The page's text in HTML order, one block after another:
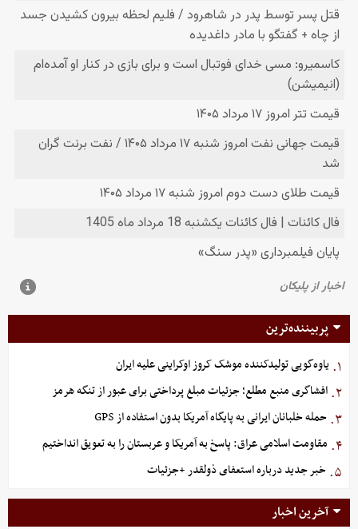
پربیننده‌ترین
۱. یاوه‌گویی تولیدکننده موشک کروز اوکراینی علیه ایران
۲. افشاگری منبع مطلع؛ جزئیات مبلغ پرداختی برای عبور از تنگه هرمز
۳. حمله خلبانان ایرانی به پایگاه آمریکا بدون استفاده از GPS
۴. مقاومت اسلامی عراق: پاسخ به آمریکا و عربستان را به تعویق انداختیم
۵. خبر جدید درباره استعفای ذولقدر +جزئیات
آخرین اخبار